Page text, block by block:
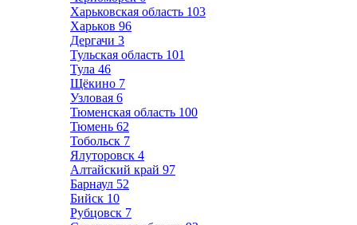
Харьковская область 103
Харьков 96
Дергачи 3
Тульская область 101
Тула 46
Щёкино 7
Узловая 6
Тюменская область 100
Тюмень 62
Тобольск 7
Ялуторовск 4
Алтайский край 97
Барнаул 52
Бийск 10
Рубцовск 7